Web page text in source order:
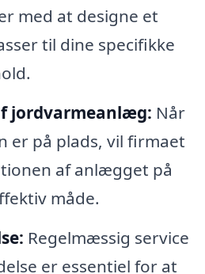
med at designe et
til dine specifikke
jordvarmeanlæg: Når
er på plads, vil firmaet
af anlægget på
måde.
Regelmæssig service
er essentiel for at